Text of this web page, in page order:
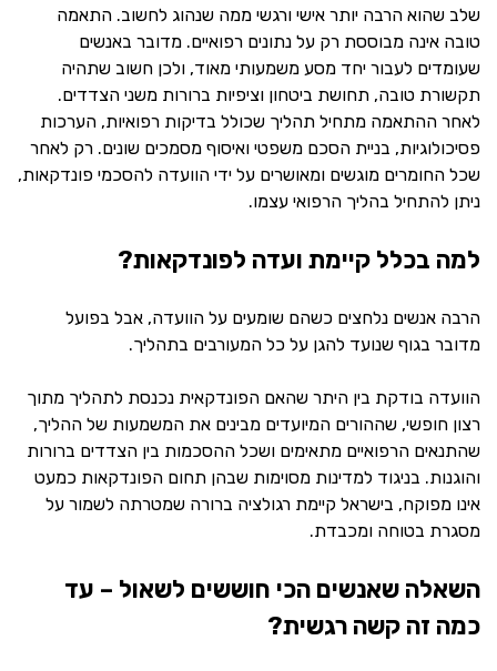
שלב שהוא הרבה יותר אישי ורגשי ממה שנהוג לחשוב. התאמה
טובה אינה מבוססת רק על נתונים רפואיים. מדובר באנשים
שעומדים לעבור יחד מסע משמעותי מאוד, ולכן חשוב שתהיה
תקשורת טובה, תחושת ביטחון וציפיות ברורות משני הצדדים.
לאחר ההתאמה מתחיל תהליך שכולל בדיקות רפואיות, הערכות
פסיכולוגיות, בניית הסכם משפטי ואיסוף מסמכים שונים. רק לאחר
שכל החומרים מוגשים ומאושרים על ידי הוועדה להסכמי פונדקאות,
ניתן להתחיל בהליך הרפואי עצמו.
למה בכלל קיימת ועדה לפונדקאות?
הרבה אנשים נלחצים כשהם שומעים על הוועדה, אבל בפועל
מדובר בגוף שנועד להגן על כל המעורבים בתהליך.
הוועדה בודקת בין היתר שהאם הפונדקאית נכנסת לתהליך מתוך
רצון חופשי, שההורים המיועדים מבינים את המשמעות של ההליך,
שהתנאים הרפואיים מתאימים ושכל ההסכמות בין הצדדים ברורות
והוגנות. בניגוד למדינות מסוימות שבהן תחום הפונדקאות כמעט
אינו מפוקח, בישראל קיימת רגולציה ברורה שמטרתה לשמור על
מסגרת בטוחה ומכבדת.
השאלה שאנשים הכי חוששים לשאול – עד
כמה זה קשה רגשית?